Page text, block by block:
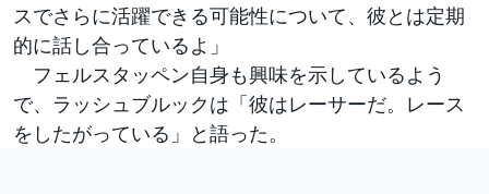
スでさらに活躍できる可能性について、彼とは定期
的に話し合っているよ」
フェルスタッペン自身も興味を示しているよう
で、ラッシュブルックは「彼はレーサーだ。レース
をしたがっている」と語った。